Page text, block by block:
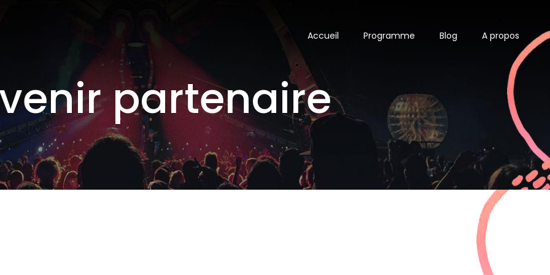
Accueil Programme Blog A propos
partenaire